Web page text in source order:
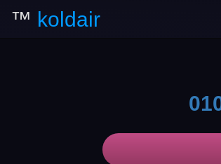
koldair
™